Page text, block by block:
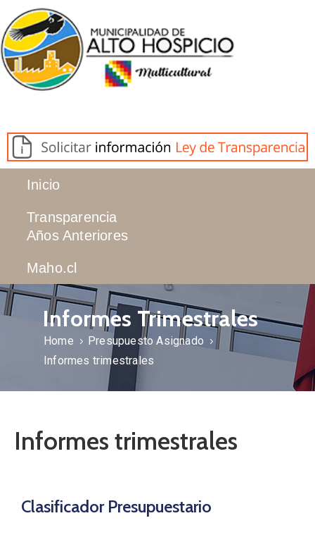
Inicio
Transparencia
Años Anteriores
Maho.cl
Informes Trimestrales
Home
Presupuesto Asignado
Informes trimestrales
Informes trimestrales
Clasificador Presupuestario